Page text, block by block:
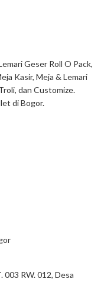
Geser Roll O Pack,
Kasir, Meja & Lemari
dan Customize.
di Bogor.
003 RW. 012, Desa